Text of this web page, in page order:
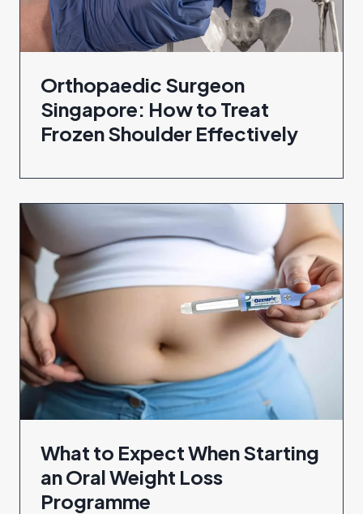
Orthopaedic Surgeon
Singapore: How to Treat
Frozen Shoulder Effectively
What to Expect When Starting
an Oral Weight Loss
Programme